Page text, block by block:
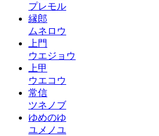
プレモル
縁郎
ムネロウ
上門
ウエジョウ
上甲
ウエコウ
常信
ツネノブ
ゆめのゆ
ユメノユ